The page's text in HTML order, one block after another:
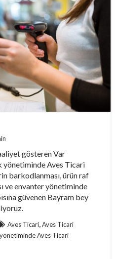
gösteren Var
yönetiminde Aves Ticari
barkodlanması, ürün raf
ve envanter yönetiminde
güvenen Bayram bey
Aves Ticari, Aves Ticari
Aves Ticari